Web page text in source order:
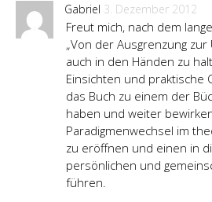
Gabriel 3. Dezember 2012
Freut mich, nach dem
„Von der Ausgrenzung zur
auch in den Händen zu
Einsichten und praktische
das Buch zu einem der
haben und weiter
Paradigmenwechsel im
zu eröffnen und einen in
persönlichen und
führen.